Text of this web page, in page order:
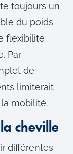
toujours un
du poids
flexibilité
Par
de
limiterait
mobilité.
cheville
différentes